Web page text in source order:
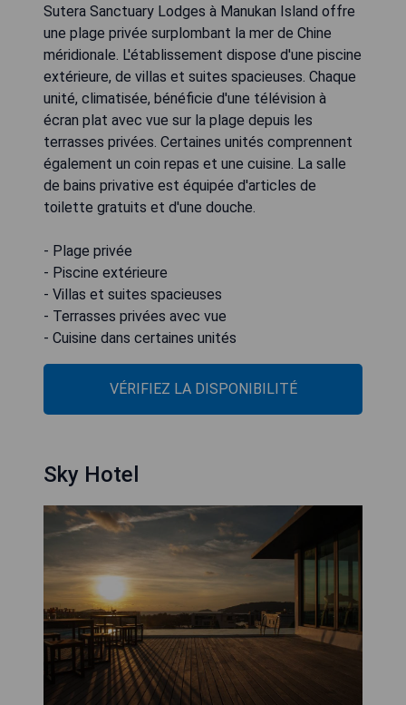
Sutera Sanctuary Lodges à Manukan Island offre
une plage privée surplombant la mer de Chine
méridionale. L'établissement dispose d'une piscine
extérieure, de villas et suites spacieuses. Chaque
unité, climatisée, bénéficie d'une télévision à
écran plat avec vue sur la plage depuis les
terrasses privées. Certaines unités comprennent
également un coin repas et une cuisine. La salle
de bains privative est équipée d'articles de
toilette gratuits et d'une douche.
- Plage privée
- Piscine extérieure
- Villas et suites spacieuses
- Terrasses privées avec vue
- Cuisine dans certaines unités
VÉRIFIEZ LA DISPONIBILITÉ
Sky Hotel